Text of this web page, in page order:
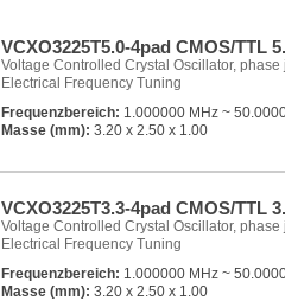
VCXO3225T5.0-4pad CMOS/TTL
Voltage Controlled Crystal Oscillator, phase
Electrical Frequency Tuning
Frequenzbereich: 1.000000 MHz ~
Masse (mm): 3.20 x 2.50 x 1.00
VCXO3225T3.3-4pad CMOS/TTL
Voltage Controlled Crystal Oscillator, phase
Electrical Frequency Tuning
Frequenzbereich: 1.000000 MHz ~
Masse (mm): 3.20 x 2.50 x 1.00